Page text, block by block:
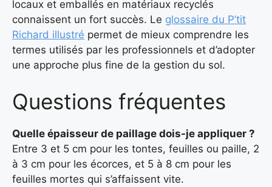
locaux et emballés en matériaux recyclés
connaissent un fort succès. Le glossaire du P’tit
Richard illustré permet de mieux comprendre les
termes utilisés par les professionnels et d’adopter
une approche plus fine de la gestion du sol.
Questions fréquentes
Quelle épaisseur de paillage dois-je appliquer ?
Entre 3 et 5 cm pour les tontes, feuilles ou paille, 2
à 3 cm pour les écorces, et 5 à 8 cm pour les
feuilles mortes qui s’affaissent vite.